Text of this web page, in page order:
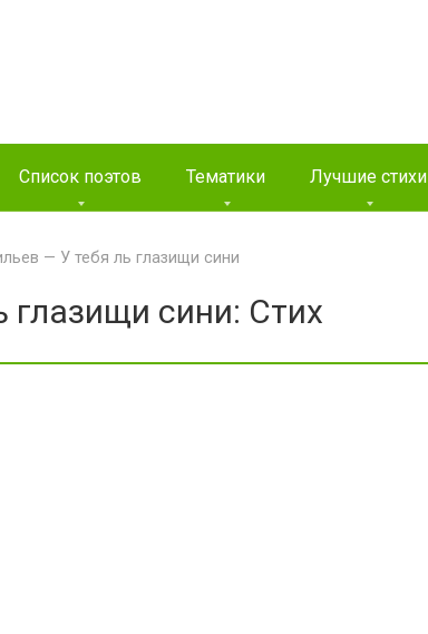
Список поэтов Тематики Лучшие стихи
— У тебя ль глазищи сини
глазищи сини: Стих